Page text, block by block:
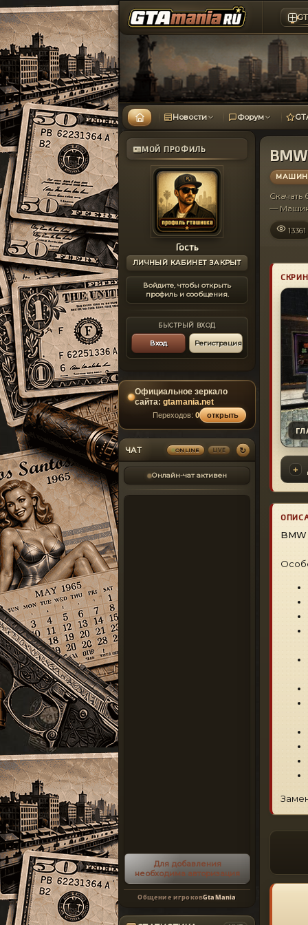
Новости Форум
МОЙ ПРОФИЛЬ
Гость
ЛИЧНЫЙ КАБИНЕТ ЗАКРЫТ
Войдите, чтобы открыть
профиль и сообщения.
БЫСТРЫЙ ВХОД
Вход Регистрация
Официальное зеркало
сайта: gtamania.net
Переходов: 0 открыть
ЧАТ ONLINE LIVE ↻
Онлайн-чат активен
Для добавления
необходима авторизация
Общение игроковGtaMania
Скачать
—
13361